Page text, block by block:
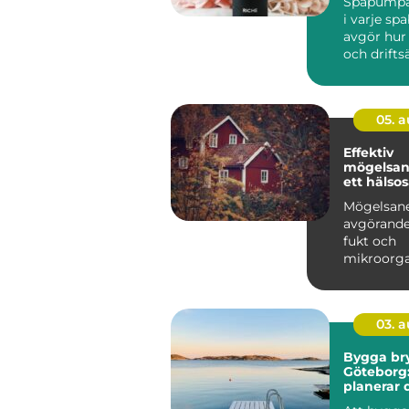
i varje
avgör
och
05.
Effektiv
ett
fukt och
03.
Bygga
planerar